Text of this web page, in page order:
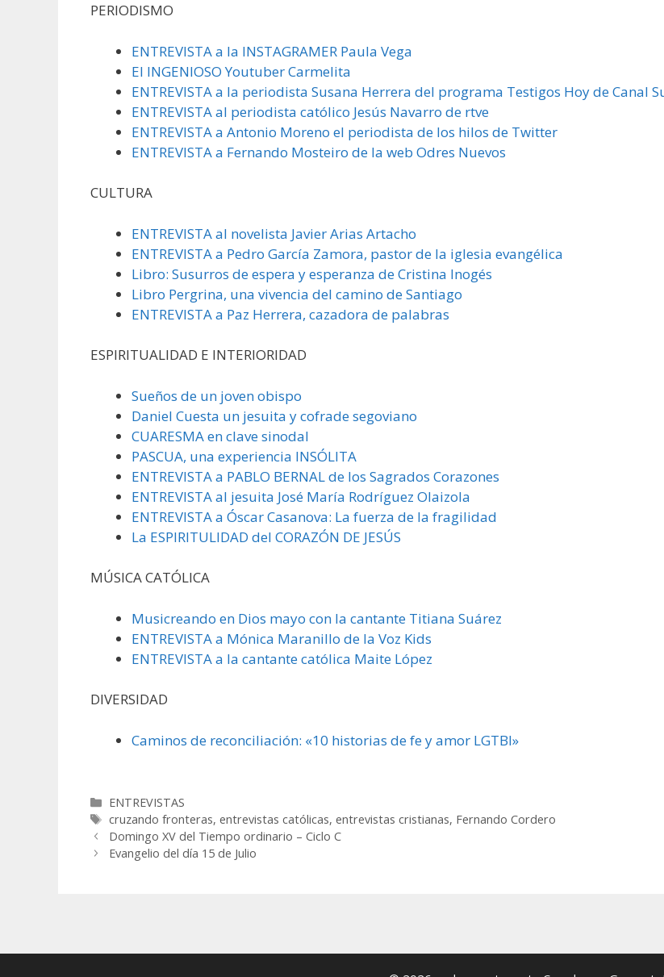
PERIODISMO
ENTREVISTA a la INSTAGRAMER Paula Vega
El INGENIOSO Youtuber Carmelita
ENTREVISTA a la periodista Susana Herrera del programa Testigos Hoy de Canal
ENTREVISTA al periodista católico Jesús Navarro de rtve
ENTREVISTA a Antonio Moreno el periodista de los hilos de Twitter
ENTREVISTA a Fernando Mosteiro de la web Odres Nuevos
CULTURA
ENTREVISTA al novelista Javier Arias Artacho
ENTREVISTA a Pedro García Zamora, pastor de la iglesia evangélica
Libro: Susurros de espera y esperanza de Cristina Inogés
Libro Pergrina, una vivencia del camino de Santiago
ENTREVISTA a Paz Herrera, cazadora de palabras
ESPIRITUALIDAD E INTERIORIDAD
Sueños de un joven obispo
Daniel Cuesta un jesuita y cofrade segoviano
CUARESMA en clave sinodal
PASCUA, una experiencia INSÓLITA
ENTREVISTA a PABLO BERNAL de los Sagrados Corazones
ENTREVISTA al jesuita José María Rodríguez Olaizola
ENTREVISTA a Óscar Casanova: La fuerza de la fragilidad
La ESPIRITULIDAD del CORAZÓN DE JESÚS
MÚSICA CATÓLICA
Musicreando en Dios mayo con la cantante Titiana Suárez
ENTREVISTA a Mónica Maranillo de la Voz Kids
ENTREVISTA a la cantante católica Maite López
DIVERSIDAD
Caminos de reconciliación: «10 historias de fe y amor LGTBI»
Categorías
ENTREVISTAS
Etiquetas
cruzando fronteras,entrevistas católicas,entrevistas cristianas, Fernando Cordero
Domingo XV del Tiempo ordinario – Ciclo C
Evangelio del día 15 de Julio